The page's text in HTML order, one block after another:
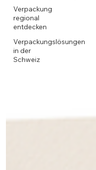
Verpackung
regional
entdecken
Verpackungslösungen
in der
Schweiz